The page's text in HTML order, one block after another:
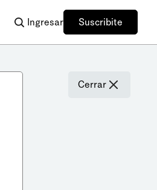
Ingresar Suscribite
Cerrar